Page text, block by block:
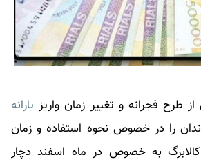
از طرح فجرانه و تغییر زمان واریز یارانه
را در خصوص نحوه استفاده و زمان
به خصوص در ماه اسفند دچار